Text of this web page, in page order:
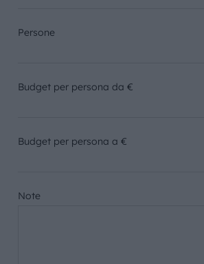
Persone
Budget per persona da €
Budget per persona a €
Note